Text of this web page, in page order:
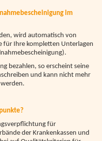
im
wird automatisch von
für Ihre kompletten Unterlagen
.
bezahlen, so erscheint seine
und kann nicht mehr
für
der Krankenkassen und